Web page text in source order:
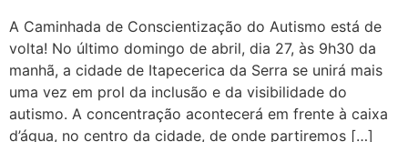
A Caminhada de Conscientização do Autismo está de
volta! No último domingo de abril, dia 27, às 9h30 da
manhã, a cidade de Itapecerica da Serra se unirá mais
uma vez em prol da inclusão e da visibilidade do
autismo. A concentração acontecerá em frente à caixa
d’água, no centro da cidade, de onde partiremos […]